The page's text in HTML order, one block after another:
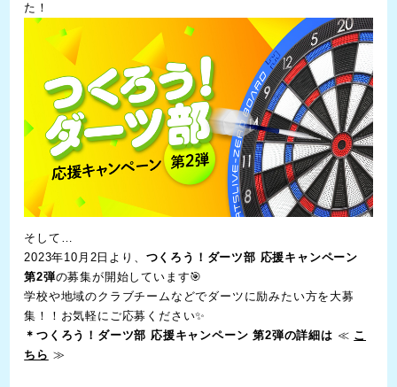
た！
そして…
2023年10月2日より、 つくろう！ダーツ部 応援キャンペーン
第2弾の募集が開始しています🎯
学校や地域のクラブチームなどでダーツに励みたい方を大募
集！！お気軽にご応募ください✨
＊つくろう！ダーツ部 応援キャンペーン 第2弾の詳細は ≪ こ
ちら ≫